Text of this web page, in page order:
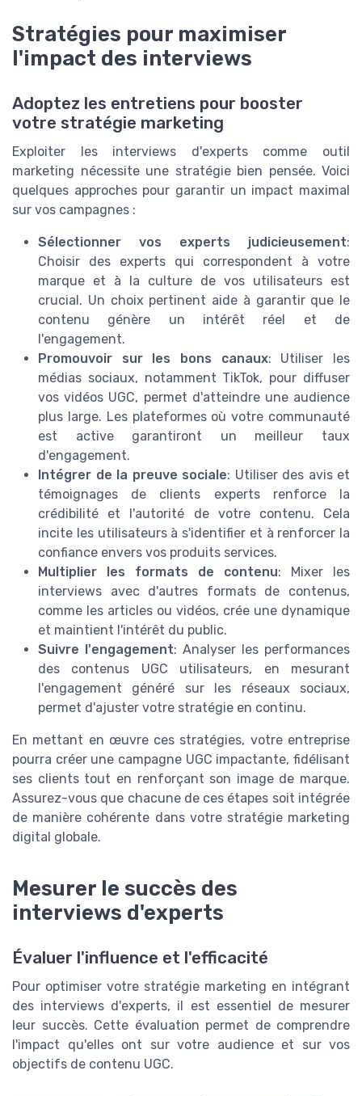
Stratégies pour maximiser
l'impact des interviews
Adoptez les entretiens pour booster
votre stratégie marketing
Exploiter les interviews d'experts comme outil
marketing nécessite une stratégie bien pensée. Voici
quelques approches pour garantir un impact maximal
sur vos campagnes :
Sélectionner vos experts judicieusement:
Choisir des experts qui correspondent à votre
marque et à la culture de vos utilisateurs est
crucial. Un choix pertinent aide à garantir que le
contenu génère un intérêt réel et de
l'engagement.
Promouvoir sur les bons canaux: Utiliser les
médias sociaux, notamment TikTok, pour diffuser
vos vidéos UGC, permet d'atteindre une audience
plus large. Les plateformes où votre communauté
est active garantiront un meilleur taux
d'engagement.
Intégrer de la preuve sociale: Utiliser des avis et
témoignages de clients experts renforce la
crédibilité et l'autorité de votre contenu. Cela
incite les utilisateurs à s'identifier et à renforcer la
confiance envers vos produits services.
Multiplier les formats de contenu: Mixer les
interviews avec d'autres formats de contenus,
comme les articles ou vidéos, crée une dynamique
et maintient l'intérêt du public.
Suivre l'engagement: Analyser les performances
des contenus UGC utilisateurs, en mesurant
l'engagement généré sur les réseaux sociaux,
permet d'ajuster votre stratégie en continu.
En mettant en œuvre ces stratégies, votre entreprise
pourra créer une campagne UGC impactante, fidélisant
ses clients tout en renforçant son image de marque.
Assurez-vous que chacune de ces étapes soit intégrée
de manière cohérente dans votre stratégie marketing
digital globale.
Mesurer le succès des
interviews d'experts
Évaluer l'influence et l'efficacité
Pour optimiser votre stratégie marketing en intégrant
des interviews d'experts, il est essentiel de mesurer
leur succès. Cette évaluation permet de comprendre
l'impact qu'elles ont sur votre audience et sur vos
objectifs de contenu UGC.